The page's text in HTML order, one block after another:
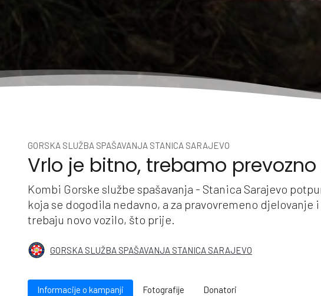
GORSKA SLUŽBA SPAŠAVANJA STANICA SARAJEVO
Vrlo je bitno, trebamo
Kombi Gorske službe spašavanja - Stanica Sarajevo
koja se dogodila nedavno, a za pravovremeno
trebaju novo vozilo, što prije.
GORSKA SLUŽBA SPAŠAVANJA STANICA SARAJEVO
Informacije o kampanji Fotografije Donatori